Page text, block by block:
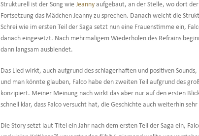
Strukturell ist der Song wieJeanny aufgebaut, an der Stelle, wo dort
Fortsetzung das Mädchen Jeanny zu sprechen. Danach weicht die
Schrei wie im ersten Teil der Saga setzt nun eine Frauenstimme ein,
danach eingesetzt. Nach mehrmaligem Wiederholen des Refrains
dann langsam ausblendet.
Das Lied wirkt, auch aufgrund des schlagerhaften und positiven
und man könnte glauben, Falco habe den zweiten Teil aufgrund des
konzipiert. Meiner Meinung nach wirkt das aber nur auf den ersten
schnell klar, dass Falco versucht hat, die Geschichte auch weiterhin
Die Story setzt laut Titel ein Jahr nach dem ersten Teil der Saga ein,